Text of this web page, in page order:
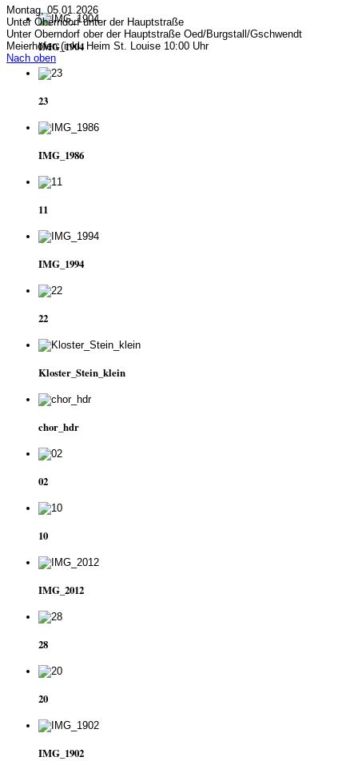
IMG_1904
23
IMG_1986
11
IMG_1994
22
Kloster_Stein_klein
chor_hdr
02
10
IMG_2012
28
20
IMG_1902
Montag, 05.01.2026
Unter Oberndorf unter der Hauptstraße
Unter Oberndorf ober der Hauptstraße Oed/Burgstall/Gschwendt
Meierhöfen (inkl. Heim St. Louise 10:00 Uhr
Nach oben